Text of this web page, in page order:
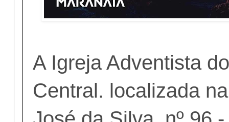
A Igreja Adventista
Central. localizada